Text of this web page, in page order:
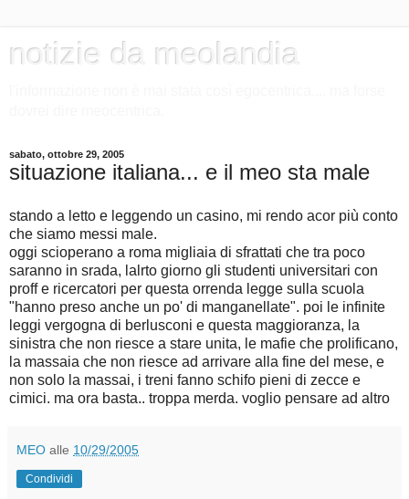
notizie da meolandia
sabato, ottobre 29, 2005
situazione italiana... e il meo sta male
stando a letto e leggendo un casino, mi rendo acor più conto
che siamo messi male.
oggi scioperano a roma migliaia di sfrattati che tra poco
saranno in srada, lalrto giorno gli studenti universitari con
proff e ricercatori per questa orrenda legge sulla scuola
"hanno preso anche un po' di manganellate". poi le infinite
leggi vergogna di berlusconi e questa maggioranza, la
sinistra che non riesce a stare unita, le mafie che prolificano,
la massaia che non riesce ad arrivare alla fine del mese, e
non solo la massai, i treni fanno schifo pieni di zecce e
cimici. ma ora basta.. troppa merda. voglio pensare ad altro
MEO alle 10/29/2005
Condividi